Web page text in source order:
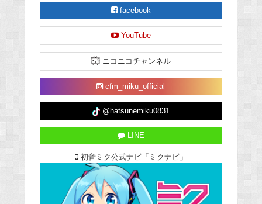
facebook
YouTube
ニコニコチャンネル
cfm_miku_official
@hatsunemiku0831
LINE
初音ミク公式ナビ「ミクナビ」